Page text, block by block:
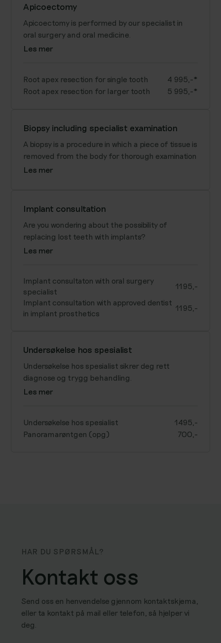
Apicoectomy
Apicoectomy is performed by our specialist in
oral surgery and oral medicine.
Les mer
Root apex resection for single tooth
4 995,-*
Root apex resection for larger tooth
5 995,-*
Biopsy including specialist examination
A biopsy is a procedure in which a piece of tissue is
removed from the body for thorough examination
Les mer
Implant consultation
Are you wondering about the possibility of
replacing lost teeth with implants?
Les mer
Implant consultaton with oral surgery
specialist
1195,-
Implant consultation with approved dentist
in implant prosthetics
1195,-
Undersøkelse hos spesialist
Undersøkelse hos spesialist sikrer deg rett
diagnose og trygg behandling.
Les mer
Undersøkelse hos spesialist
1495,-
Panoramarøntgen (opg)
700,-
HAR DU SPØRSMÅL?
Kontakt oss
Send oss en henvendelse gjennom kontaktskjema,
eller ta kontakt på mail eller telefon, så hjelper vi
deg.